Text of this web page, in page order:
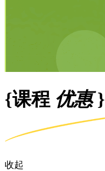
{课程 优惠}
收起